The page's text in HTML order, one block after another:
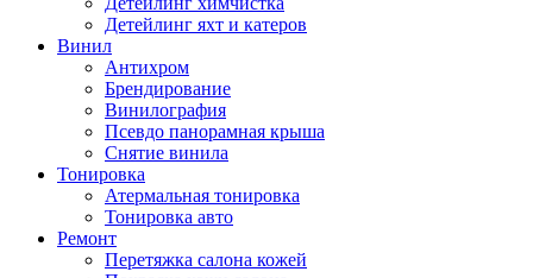
Детейлинг яхт и катеров
Винил
Антихром
Брендирование
Винилография
Псевдо панорамная крыша
Снятие винила
Тонировка
Атермальная тонировка
Тонировка авто
Ремонт
Перетяжка салона кожей